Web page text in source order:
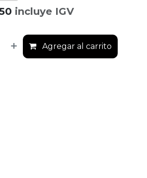
incluye IGV
Agregar al carrito